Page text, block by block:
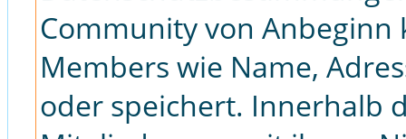
Community von Anbeginn
Members wie Name,
oder speichert. Innerhalb